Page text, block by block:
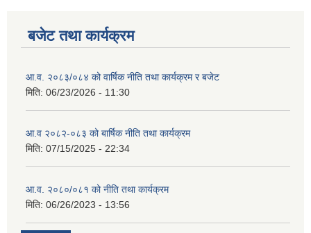
बजेट तथा कार्यक्रम
आ.व. २०८३/०८४ को वार्षिक नीति तथा कार्यक्रम र बजेट
मिति: 06/23/2026 - 11:30
आ.व २०८२-०८३ को बार्षिक नीति तथा कार्यक्रम
मिति: 07/15/2025 - 22:34
आ.व. २०८०/०८१ को नीति तथा कार्यक्रम
मिति: 06/26/2023 - 13:56